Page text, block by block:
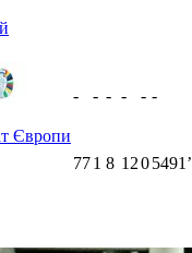
Європи
- - - - - -
771 8 1205491ʼ